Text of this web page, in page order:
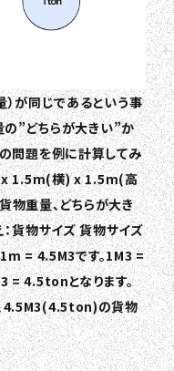
）が同じであるという事
の”どちらが大きい”か
問題を例に計算してみ
) x 1.5m(横) x 1.5m(高
物重量、どちらが大き
貨物サイズ 貨物サイズ
= 4.5M3です。1M3 =
= 4.5tonとなります。
4.5M3(4.5ton)の貨物